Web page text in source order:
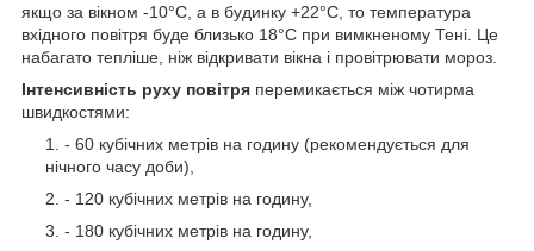
якщо за вікном -10°С, а в будинку +22°С, то температура
вхідного повітря буде близько 18°С при вимкненому Тені. Це
набагато тепліше, ніж відкривати вікна і провітрювати мороз.
Інтенсивність руху повітря перемикається між чотирма
швидкостями:
- 60 кубічних метрів на годину (рекомендується для
нічного часу доби),
- 120 кубічних метрів на годину,
- 180 кубічних метрів на годину,